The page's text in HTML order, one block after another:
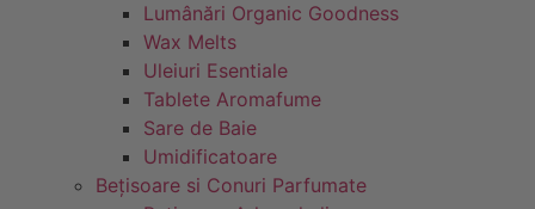
Lumânări Organic Goodness
Wax Melts
Uleiuri Esentiale
Tablete Aromafume
Sare de Baie
Umidificatoare
Bețisoare si Conuri Parfumate